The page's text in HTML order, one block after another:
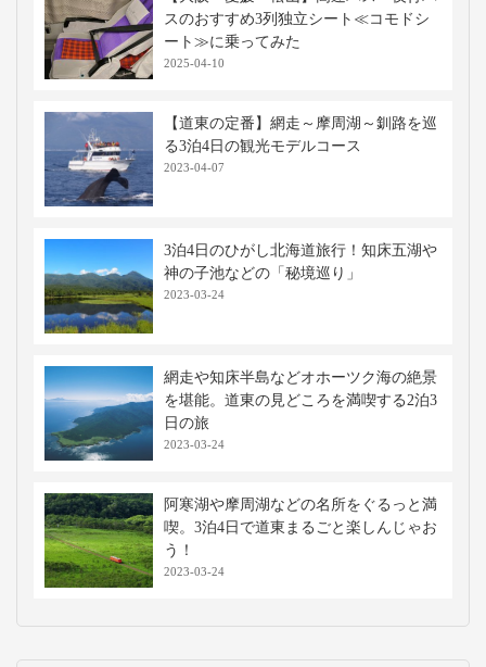
スのおすすめ3列独立シート≪コモドシ
ート≫に乗ってみた
2025-04-10
【道東の定番】網走～摩周湖～釧路を巡
る3泊4日の観光モデルコース
2023-04-07
3泊4日のひがし北海道旅行！知床五湖や
神の子池などの「秘境巡り」
2023-03-24
網走や知床半島などオホーツク海の絶景
を堪能。道東の見どころを満喫する2泊3
日の旅
2023-03-24
阿寒湖や摩周湖などの名所をぐるっと満
喫。3泊4日で道東まるごと楽しんじゃお
う！
2023-03-24